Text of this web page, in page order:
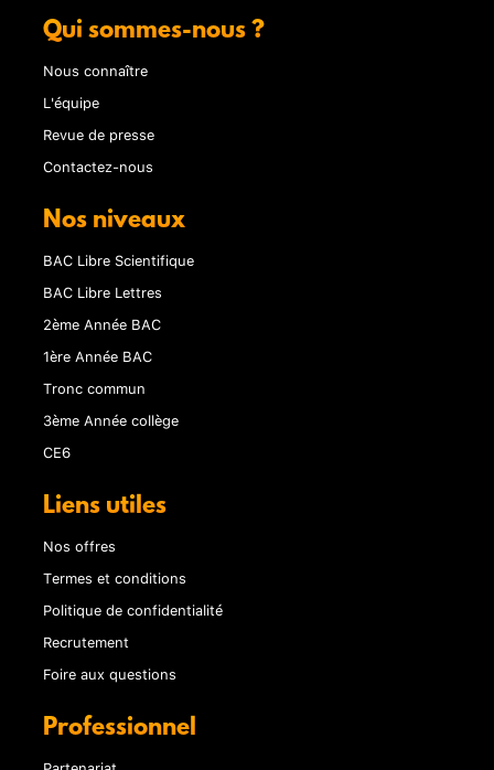
Qui sommes-nous ?
Nous connaître
L'équipe
Revue de presse
Contactez-nous
Nos niveaux
BAC Libre Scientifique
BAC Libre Lettres
2ème Année BAC
1ère Année BAC
Tronc commun
3ème Année collège
CE6
Liens utiles
Nos offres
Termes et conditions
Politique de confidentialité
Recrutement
Foire aux questions
Professionnel